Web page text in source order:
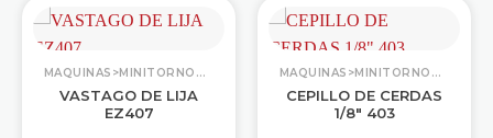
MAQUINAS>MINITORNOS>ACCESORIOS
VASTAGO DE LIJA
EZ407
MAQUINAS>MINITORNOS>ACCESORIOS
CEPILLO DE CERDAS
1/8″ 403